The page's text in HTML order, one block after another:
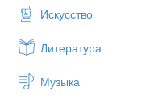
Искусство
Литература
Музыка